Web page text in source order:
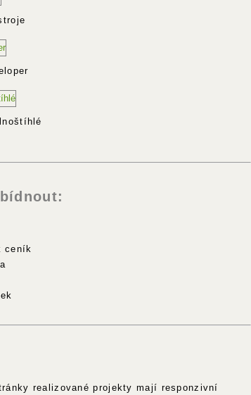
ceník
realizované projekty mají responzivní